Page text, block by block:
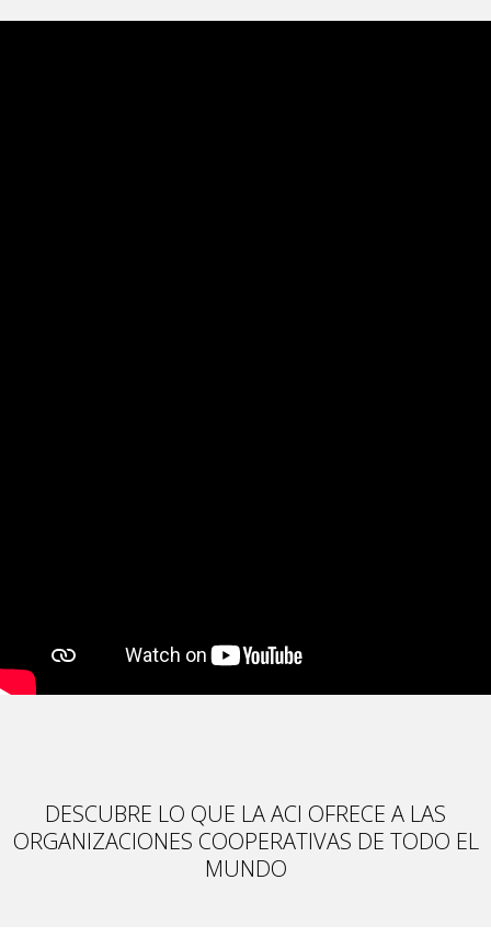
DESCUBRE LO QUE LA ACI OFRECE A LAS
ORGANIZACIONES COOPERATIVAS DE TODO EL
MUNDO